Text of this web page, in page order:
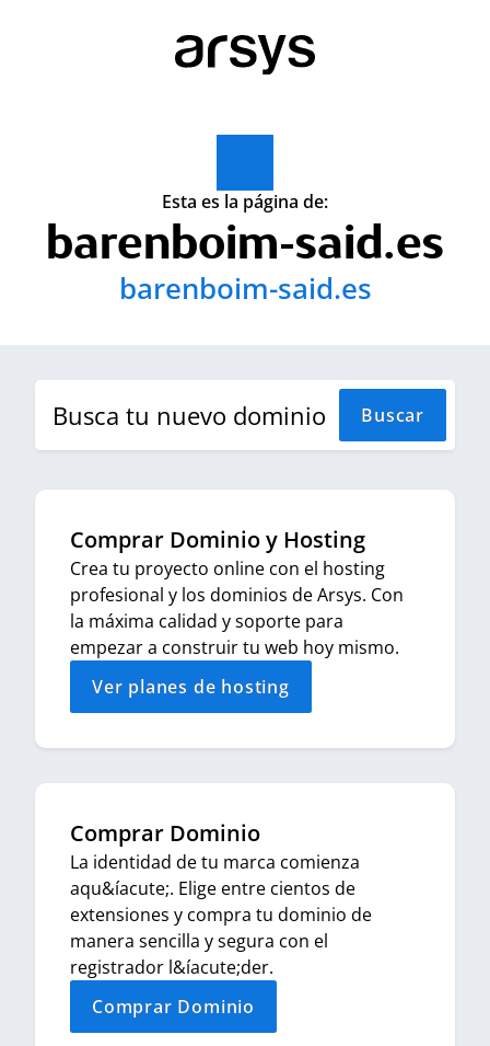
Esta es la página de:
barenboim-said.es
barenboim-said.es
B Buscar
Comprar Dominio y Hosting
Crea tu proyecto online con el hosting
profesional y los dominios de Arsys. Con
la máxima calidad y soporte para
empezar a construir tu web hoy mismo.
Ver planes de hosting
Comprar Dominio
La identidad de tu marca comienza
aqu&íacute;. Elige entre cientos de
extensiones y compra tu dominio de
manera sencilla y segura con el
registrador l&íacute;der.
Comprar Dominio